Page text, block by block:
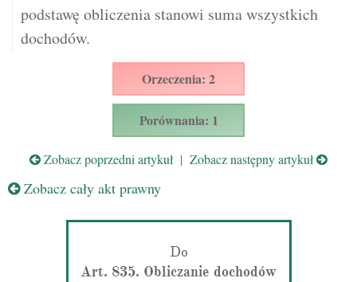
podstawę obliczenia stanowi suma wszystkich
dochodów.
Orzeczenia: 2
Porównania: 1
Zobacz poprzedni artykuł | Zobacz następny artykuł
Zobacz cały akt prawny
Do
Art. 835. Obliczanie dochodów